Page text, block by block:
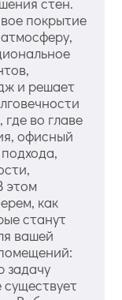
покрытие
и решает
во главе
офисный
этом
как
станут
вашей
задачу